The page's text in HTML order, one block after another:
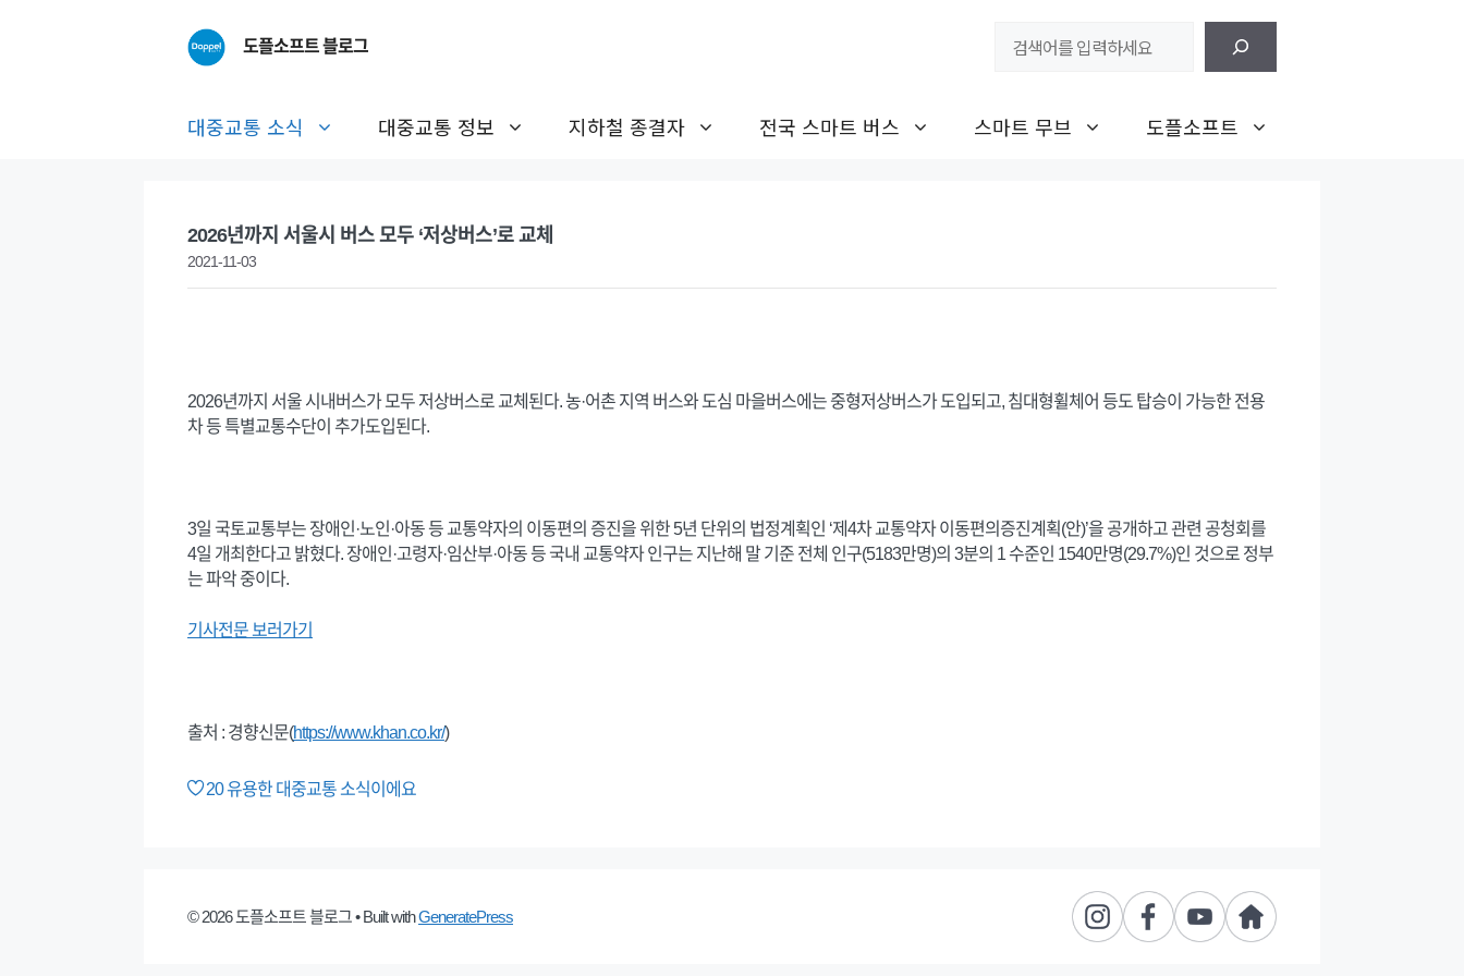
도플소프트 블로그
대중교통 소식 대중교통 정보 지하철 종결자 전국 스마트 버스 스마트 무브 도플소프트
2026년까지 서울시 버스 모두 ‘저상버스’로 교체
2021-11-03
2026년까지 서울 시내버스가 모두 저상버스로 교체된다. 농·어촌 지역 버스와 도심 마을버스에는 중형저상버스가 도입되고, 침대형휠체어 등도 탑승이 가능한 전용
차 등 특별교통수단이 추가도입된다.
3일 국토교통부는 장애인·노인·아동 등 교통약자의 이동편의 증진을 위한 5년 단위의 법정계획인 ‘제4차 교통약자 이동편의증진계획(안)’을 공개하고 관련 공청회를
4일 개최한다고 밝혔다. 장애인·고령자·임산부·아동 등 국내 교통약자 인구는 지난해 말 기준 전체 인구(5183만명)의 3분의 1 수준인 1540만명(29.7%)인 것으로 정부
는 파악 중이다.
기사전문 보러가기
출처 : 경향신문(https://www.khan.co.kr/)
20유용한 대중교통 소식이에요
© 2026 도플소프트 블로그• Built withGeneratePress